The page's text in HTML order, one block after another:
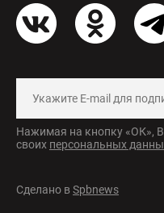
Нажимая на кнопку «ОК»,
своих персональных
Сделано вSpbnews